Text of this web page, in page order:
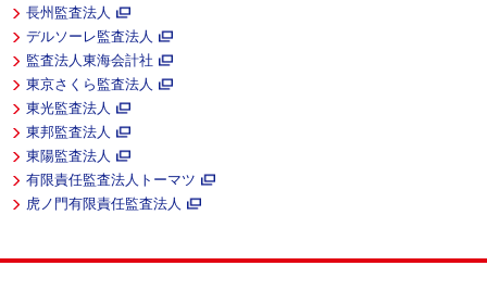
長州監査法人
デルソーレ監査法人
監査法人東海会計社
東京さくら監査法人
東光監査法人
東邦監査法人
東陽監査法人
有限責任監査法人トーマツ
虎ノ門有限責任監査法人